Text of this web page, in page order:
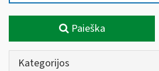
Paieška
Kategorijos